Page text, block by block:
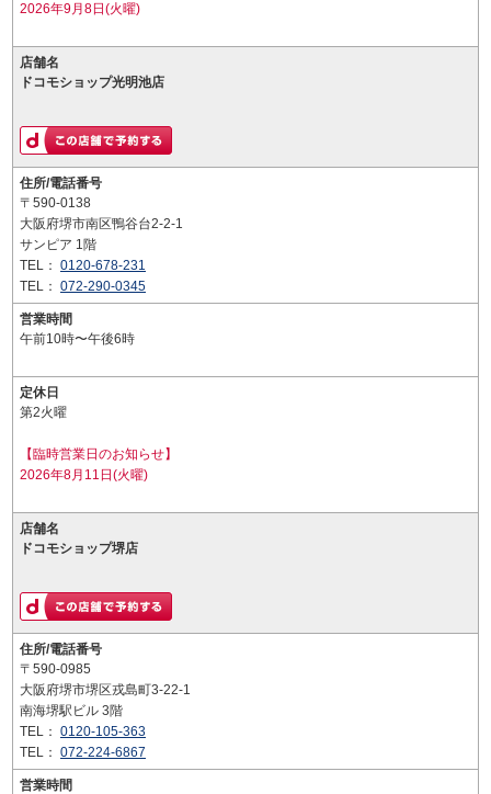
2026年9月8日(火曜)
店舗名
ドコモショップ光明池店
住所/電話番号
〒590-0138
大阪府堺市南区鴨谷台2-2-1
サンピア 1階
TEL： 0120-678-231
TEL： 072-290-0345
営業時間
午前10時〜午後6時
定休日
第2火曜
【臨時営業日のお知らせ】
2026年8月11日(火曜)
店舗名
ドコモショップ堺店
住所/電話番号
〒590-0985
大阪府堺市堺区戎島町3-22-1
南海堺駅ビル 3階
TEL： 0120-105-363
TEL： 072-224-6867
営業時間